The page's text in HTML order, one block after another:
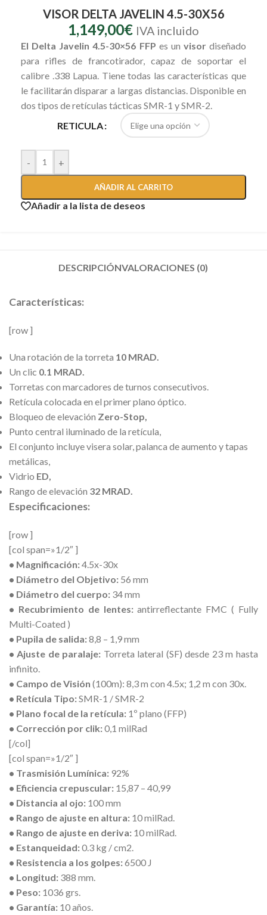
VISOR DELTA JAVELIN 4.5-30X56
1,149,00€ IVA incluido
El Delta Javelin 4.5-30×56 FFP es un visordiseñado
para rifles de francotirador, capaz de soportar el
calibre .338 Lapua. Tiene todas las características que
le facilitarán disparar a largas distancias. Disponible en
dos tipos de retículas tácticas SMR-1 y SMR-2.
RETICULA
- +
AÑADIR AL CARRITO
Añadir a la lista de deseos
DESCRIPCIÓNVALORACIONES (0)
Características:
[row ]
Una rotación de la torreta 10 MRAD.
Un clic 0.1 MRAD.
Torretas con marcadores de turnos consecutivos.
Retícula colocada en el primer plano óptico.
Bloqueo de elevación Zero-Stop,
Punto central iluminado de la retícula,
El conjunto incluye visera solar, palanca de aumento y tapas
metálicas,
Vidrio ED,
Rango de elevación 32 MRAD.
Especificaciones:
[row ]
[col span=»1/2″ ]
• Magnificación:4.5x-30x
• Diámetro del Objetivo: 56 mm
• Diámetro del cuerpo: 34 mm
• Recubrimiento de lentes:antirreflectante FMC ( Fully
Multi-Coated )
• Pupila de salida:8,8 – 1,9 mm
• Ajuste de paralaje: Torreta lateral (SF) desde 23 m hasta
infinito.
• Campo de Visión (100m): 8,3 m con 4.5x; 1,2 m con 30x.
• Retícula Tipo:SMR-1 / SMR-2
• Plano focal de la retícula: 1º plano (FFP)
• Corrección por clik:0,1 milRad
[/col]
[col span=»1/2″ ]
• Trasmisión Lumínica: 92%
• Eficiencia crepuscular: 15,87 – 40,99
• Distancia al ojo: 100 mm
• Rango de ajuste en altura: 10 milRad.
• Rango de ajuste en deriva: 10 milRad.
• Estanqueidad:0.3 kg / cm2.
• Resistencia a los golpes:6500 J
• Longitud: 388 mm.
• Peso: 1036 grs.
• Garantía: 10 años.